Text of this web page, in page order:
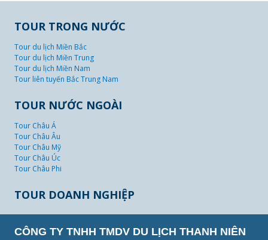
TOUR TRONG NƯỚC
Tour du lịch Miền Bắc
Tour du lịch Miền Trung
Tour du lịch Miền Nam
Tour liên tuyến Bắc Trung Nam
TOUR NƯỚC NGOÀI
Tour Châu Á
Tour Châu Âu
Tour Châu Mỹ
Tour Châu Úc
Tour Châu Phi
TOUR DOANH NGHIỆP
CÔNG TY TNHH TMDV DU LỊCH THANH NIÊN